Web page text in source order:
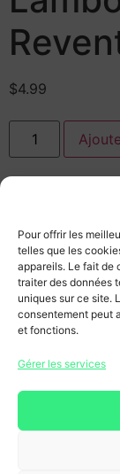
Pour offrir les
telles que les
appareils. Le fait de
traiter des données
uniques sur ce site.
consentement peut
et fonctions.
Gérer les services
$4.99